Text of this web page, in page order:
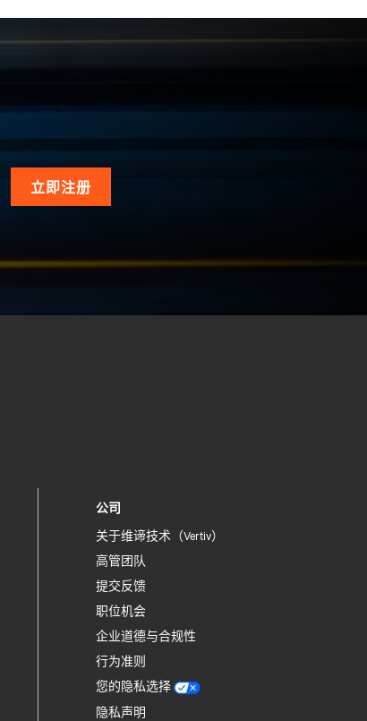
立即注册
公司
关于维谛技术（Vertiv）
高管团队
提交反馈
职位机会
企业道德与合规性
行为准则
您的隐私选择
隐私声明